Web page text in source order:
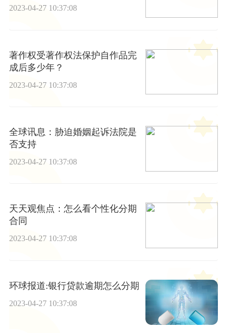
2023-04-27 10:37:08
著作权受著作权法保护自作品完
成后多少年？
2023-04-27 10:37:08
全球讯息：胁迫婚姻起诉法院是
否支持
2023-04-27 10:37:08
天天观焦点：怎么看个性化分期
合同
2023-04-27 10:37:08
环球报道:银行贷款逾期怎么分期
2023-04-27 10:37:08